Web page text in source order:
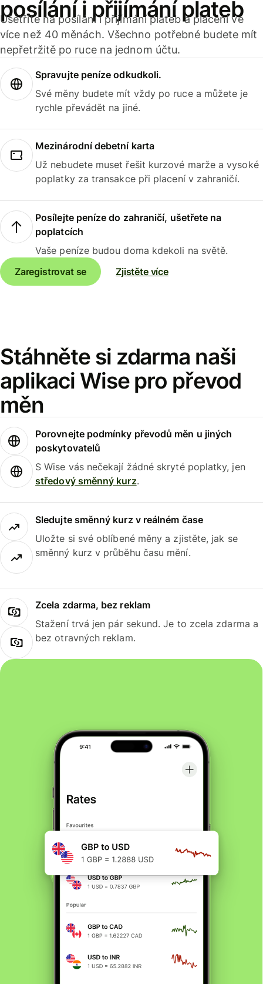
posílání i přijímání plateb
Ušetříte na posílání i přijímání plateb a placení ve
více než 40 měnách. Všechno potřebné budete mít
nepřetržitě po ruce na jednom účtu.
Spravujte peníze odkudkoli.
Své měny budete mít vždy po ruce a můžete je
rychle převádět na jiné.
Mezinárodní debetní karta
Už nebudete muset řešit kurzové marže a vysoké
poplatky za transakce při placení v zahraničí.
Posílejte peníze do zahraničí, ušetřete na
poplatcích
Vaše peníze budou doma kdekoli na světě.
Zaregistrovat se
Zjistěte více
Stáhněte si zdarma naši
aplikaci Wise pro převod
měn
Porovnejte podmínky převodů měn u jiných
poskytovatelů
S Wise vás nečekají žádné skryté poplatky, jen
středový směnný kurz.
Sledujte směnný kurz v reálném čase
Uložte si své oblíbené měny a zjistěte, jak se
směnný kurz v průběhu času mění.
Zcela zdarma, bez reklam
Stažení trvá jen pár sekund. Je to zcela zdarma a
bez otravných reklam.